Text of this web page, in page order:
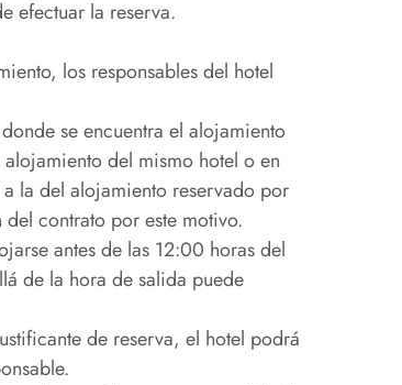
efectuar la reserva.
los responsables del hotel
se encuentra el alojamiento
del mismo hotel o en
la del alojamiento reservado por
contrato por este motivo.
antes de las 12:00 horas del
de la hora de salida puede
de reserva, el hotel podrá